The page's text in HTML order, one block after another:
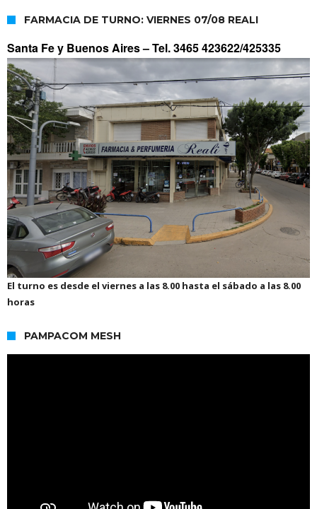
FARMACIA DE TURNO: VIERNES 07/08 REALI
Santa Fe y Buenos Aires –Tel. 3465 423622/425335
El turno es desde el viernes a las 8.00 hasta el sábado a las 8.00
horas
PAMPACOM MESH